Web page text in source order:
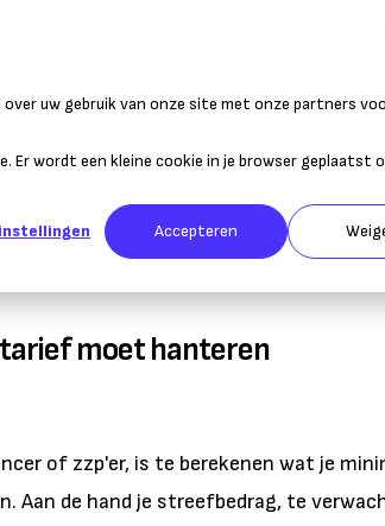
uw gebruik van onze site met onze partners
Er wordt een kleine cookie in je browser geplaatst
Accepteren
ondernemen
moet hanteren
of zzp'er, is te berekenen wat je
Aan de hand je streefbedrag, te